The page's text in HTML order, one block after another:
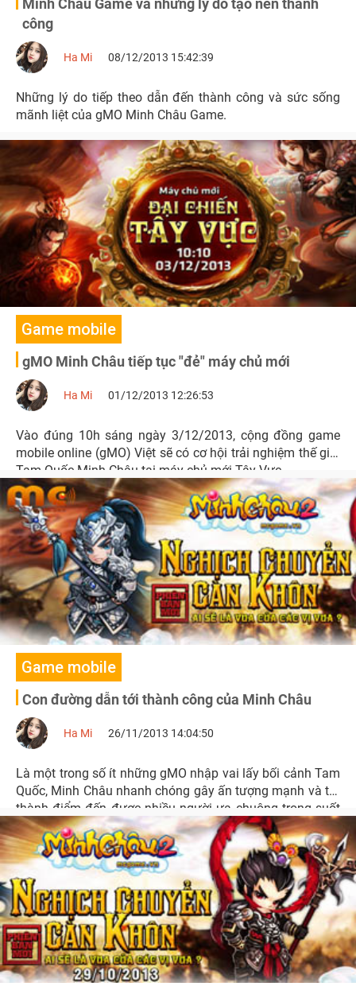
Minh Châu Game và những lý do tạo nên thành
công
Ha Mi 08/12/2013 15:42:39
Những lý do tiếp theo dẫn đến thành công và sức sống
mãnh liệt của gMO Minh Châu Game.
Game mobile
gMO Minh Châu tiếp tục "đẻ" máy chủ mới
Ha Mi 01/12/2013 12:26:53
Vào đúng 10h sáng ngày 3/12/2013, cộng đồng game
mobile online (gMO) Việt sẽ có cơ hội trải nghiệm thế giới
Tam Quốc Minh Châu tại máy chủ mới Tây Vực.
Game mobile
Con đường dẫn tới thành công của Minh Châu
Ha Mi 26/11/2013 14:04:50
Là một trong số ít những gMO nhập vai lấy bối cảnh Tam
Quốc, Minh Châu nhanh chóng gây ấn tượng mạnh và trở
thành điểm đến được nhiều người ưa chuộng trong suốt
hơn 2 năm qua.